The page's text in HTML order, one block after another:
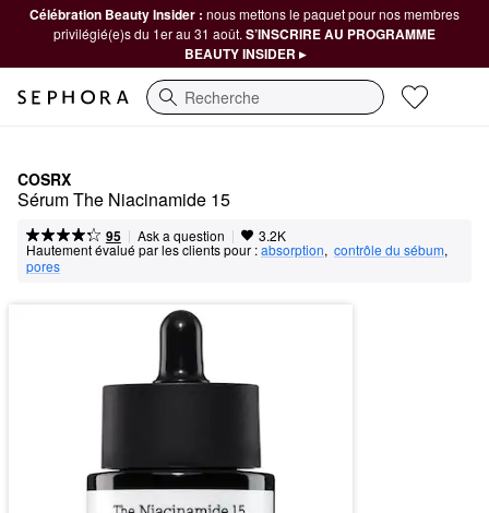
Célébration Beauty Insider : nous mettons le paquet pour nos membres
privilégié(e)s du 1er au 31 août. S’INSCRIRE AU PROGRAMME
BEAUTY INSIDER ▸
Recherche
COSRX
Sérum The Niacinamide 15
95 | Ask a question | 3.2K
Hautement évalué par les clients pour :absorption, contrôle du sébum,
pores